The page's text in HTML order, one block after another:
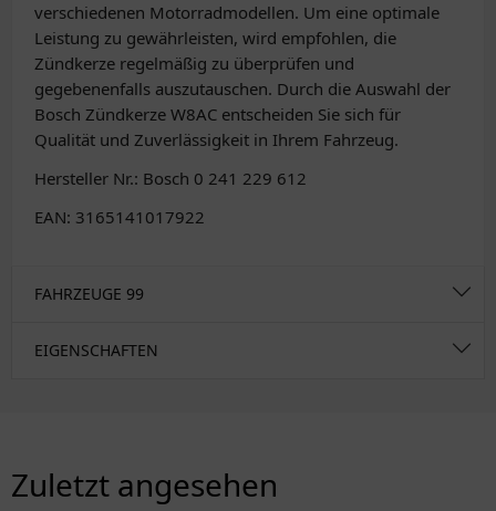
verschiedenen Motorradmodellen. Um eine optimale
Leistung zu gewährleisten, wird empfohlen, die
Zündkerze regelmäßig zu überprüfen und
gegebenenfalls auszutauschen. Durch die Auswahl der
Bosch Zündkerze W8AC entscheiden Sie sich für
Qualität und Zuverlässigkeit in Ihrem Fahrzeug.
Hersteller Nr.: Bosch 0 241 229 612
EAN: 3165141017922
FAHRZEUGE 99
EIGENSCHAFTEN
Zuletzt angesehen